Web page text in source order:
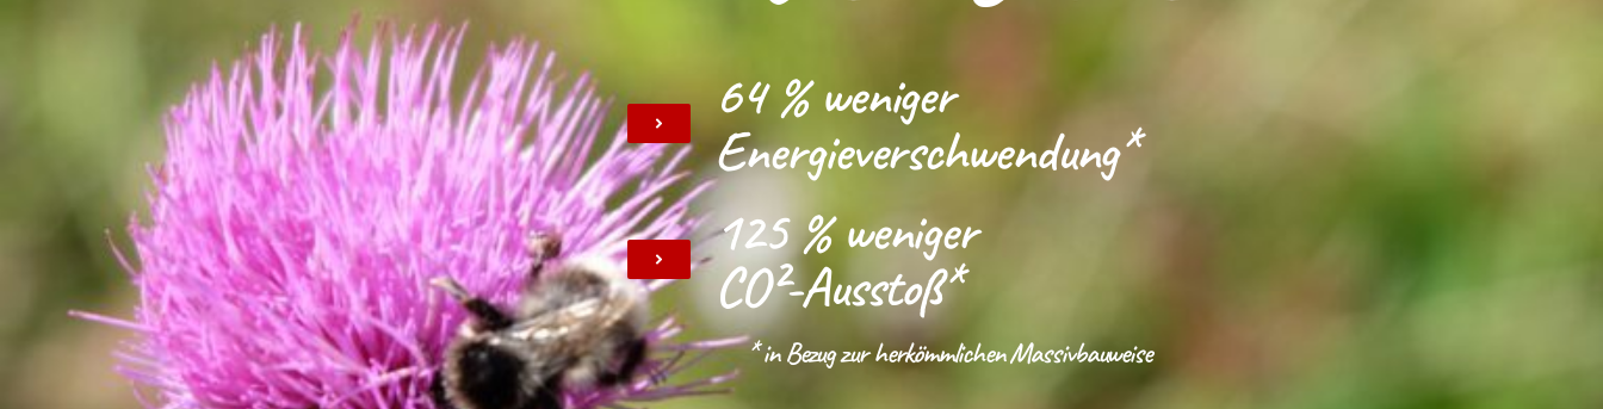
64 % weniger
Energieverschwendung*
125 % weniger
CO²-Ausstoß*
* in Bezug zur herkömmlichen Massivbauweise